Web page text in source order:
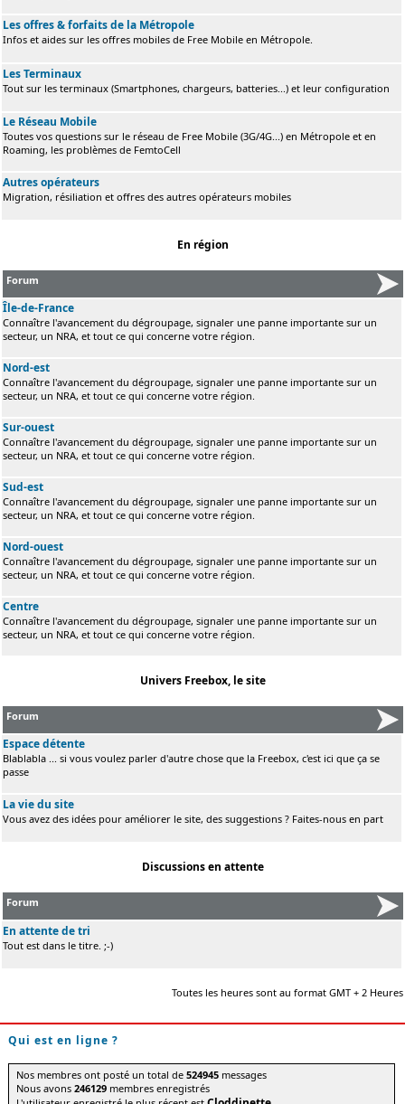
Les offres & forfaits de la Métropole
Infos et aides sur les offres mobiles de Free Mobile en Métropole.
Les Terminaux
Tout sur les terminaux (Smartphones, chargeurs, batteries...) et leur configuration
Le Réseau Mobile
Toutes vos questions sur le réseau de Free Mobile (3G/4G...) en Métropole et en
Roaming, les problèmes de FemtoCell
Autres opérateurs
Migration, résiliation et offres des autres opérateurs mobiles
En région
Forum
Île-de-France
Connaître l'avancement du dégroupage, signaler une panne importante sur un
secteur, un NRA, et tout ce qui concerne votre région.
Nord-est
Connaître l'avancement du dégroupage, signaler une panne importante sur un
secteur, un NRA, et tout ce qui concerne votre région.
Sur-ouest
Connaître l'avancement du dégroupage, signaler une panne importante sur un
secteur, un NRA, et tout ce qui concerne votre région.
Sud-est
Connaître l'avancement du dégroupage, signaler une panne importante sur un
secteur, un NRA, et tout ce qui concerne votre région.
Nord-ouest
Connaître l'avancement du dégroupage, signaler une panne importante sur un
secteur, un NRA, et tout ce qui concerne votre région.
Centre
Connaître l'avancement du dégroupage, signaler une panne importante sur un
secteur, un NRA, et tout ce qui concerne votre région.
Univers Freebox, le site
Forum
Espace détente
Blablabla ... si vous voulez parler d'autre chose que la Freebox, c'est ici que ça se
passe
La vie du site
Vous avez des idées pour améliorer le site, des suggestions ? Faites-nous en part
Discussions en attente
Forum
En attente de tri
Tout est dans le titre. ;-)
Toutes les heures sont au format GMT + 2 Heures
Qui est en ligne ?
Nos membres ont posté un total de524945 messages
Nous avons246129 membres enregistrés